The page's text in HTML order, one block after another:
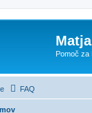
Pomoč za
FAQ